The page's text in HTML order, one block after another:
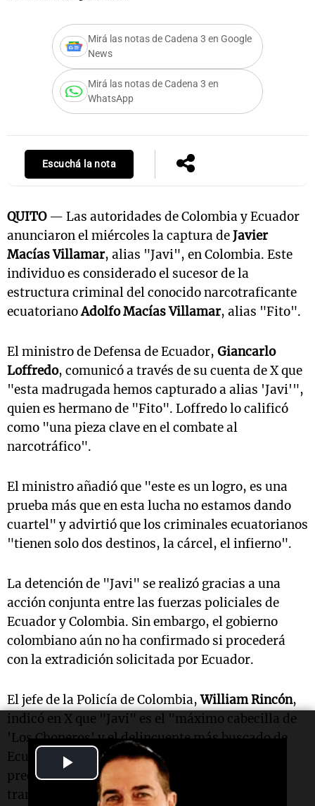
Play
Video
Mirá las notas de Cadena 3 en Google
News
Mirá las notas de Cadena 3 en
WhatsApp
Escuchá la nota
QUITO— Las autoridades de Colombia y Ecuador
anunciaron el miércoles la captura deJavier
Macías Villamar, alias "Javi", en Colombia. Este
individuo es considerado el sucesor de la
estructura criminal del conocido narcotraficante
ecuatorianoAdolfo Macías Villamar, alias "Fito".
El ministro de Defensa de Ecuador, Giancarlo
Loffredo, comunicó a través de su cuenta de X que
"esta madrugada hemos capturado a alias 'Javi'",
quien es hermano de "Fito". Loffredo lo calificó
como "una pieza clave en el combate al
narcotráfico".
El ministro añadió que "este es un logro, es una
prueba más que en esta lucha no estamos dando
cuartel" y advirtió que los criminales ecuatorianos
"tienen solo dos destinos, la cárcel, el infierno".
La detención de "Javi" se realizó gracias a una
acción conjunta entre las fuerzas policiales de
Ecuador y Colombia. Sin embargo, el gobierno
colombiano aún no ha confirmado si procederá
con la extradición solicitada por Ecuador.
El jefe de la Policía de Colombia,William Rincón,
indicó en X que "Javi" es el "máximo cabecilla de
'Los Choneros' y el delincuente más buscado de
Ecuador", lo que representa "un golpe sin
precedentes contra el crimen organizado
transnacional en la región".